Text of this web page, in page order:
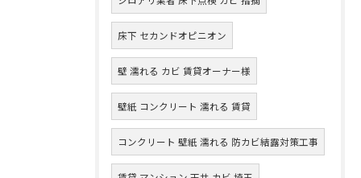
床下 セカンドオピニオン
壁 濡れる カビ 賃貸オーナー様
壁紙 コンクリート 濡れる 賃貸
コンクリート 壁紙 濡れる 防カビ結露対策工事